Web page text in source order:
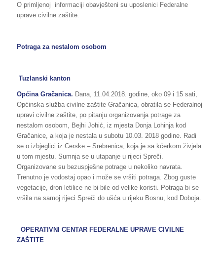
O primljenoj informaciji obavješteni su uposlenici Federalne
uprave civilne zaštite.
Potraga za nestalom osobom
Tuzlanski kanton
Općina Gračanica. Dana, 11.04.2018. godine, oko 09 i 15 sati,
Općinska služba civilne zaštite Gračanica, obratila se Federalnoj
upravi civilne zaštite, po pitanju organizovanja potrage za
nestalom osobom, Bejhi Johić, iz mjesta Donja Lohinja kod
Gračanice, a koja je nestala u subotu 10.03. 2018 godine. Radi
se o izbjeglici iz Cerske – Srebrenica, koja je sa kćerkom živjela
u tom mjestu. Sumnja se u utapanje u rijeci Spreči.
Organizovane su bezuspješne potrage u nekoliko navrata.
Trenutno je vodostaj opao i može se vršiti potraga. Zbog guste
vegetacije, dron letilice ne bi bile od velike koristi. Potraga bi se
vršila na samoj rijeci Spreči do ušća u rijeku Bosnu, kod Doboja.
OPERATIVNI CENTAR FEDERALNE UPRAVE CIVILNE
ZAŠTITE